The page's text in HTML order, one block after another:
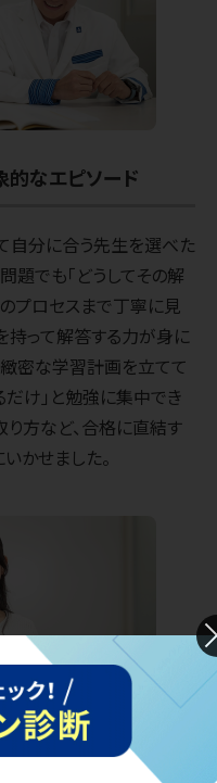
的なエピソード
自分に合う先生を選べた
題でも「どうしてその解
プロセスまで丁寧に見
持って解答する力が身に
緻密な学習計画を立てて
だけ」と勉強に集中でき
方など、合格に直結す
かせました。